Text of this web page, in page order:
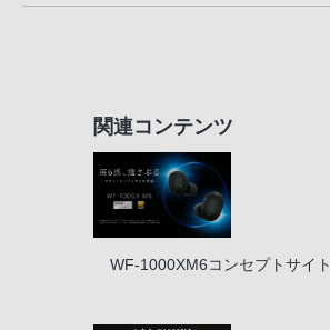
関連コンテンツ
WF-1000XM6コンセプトサイト